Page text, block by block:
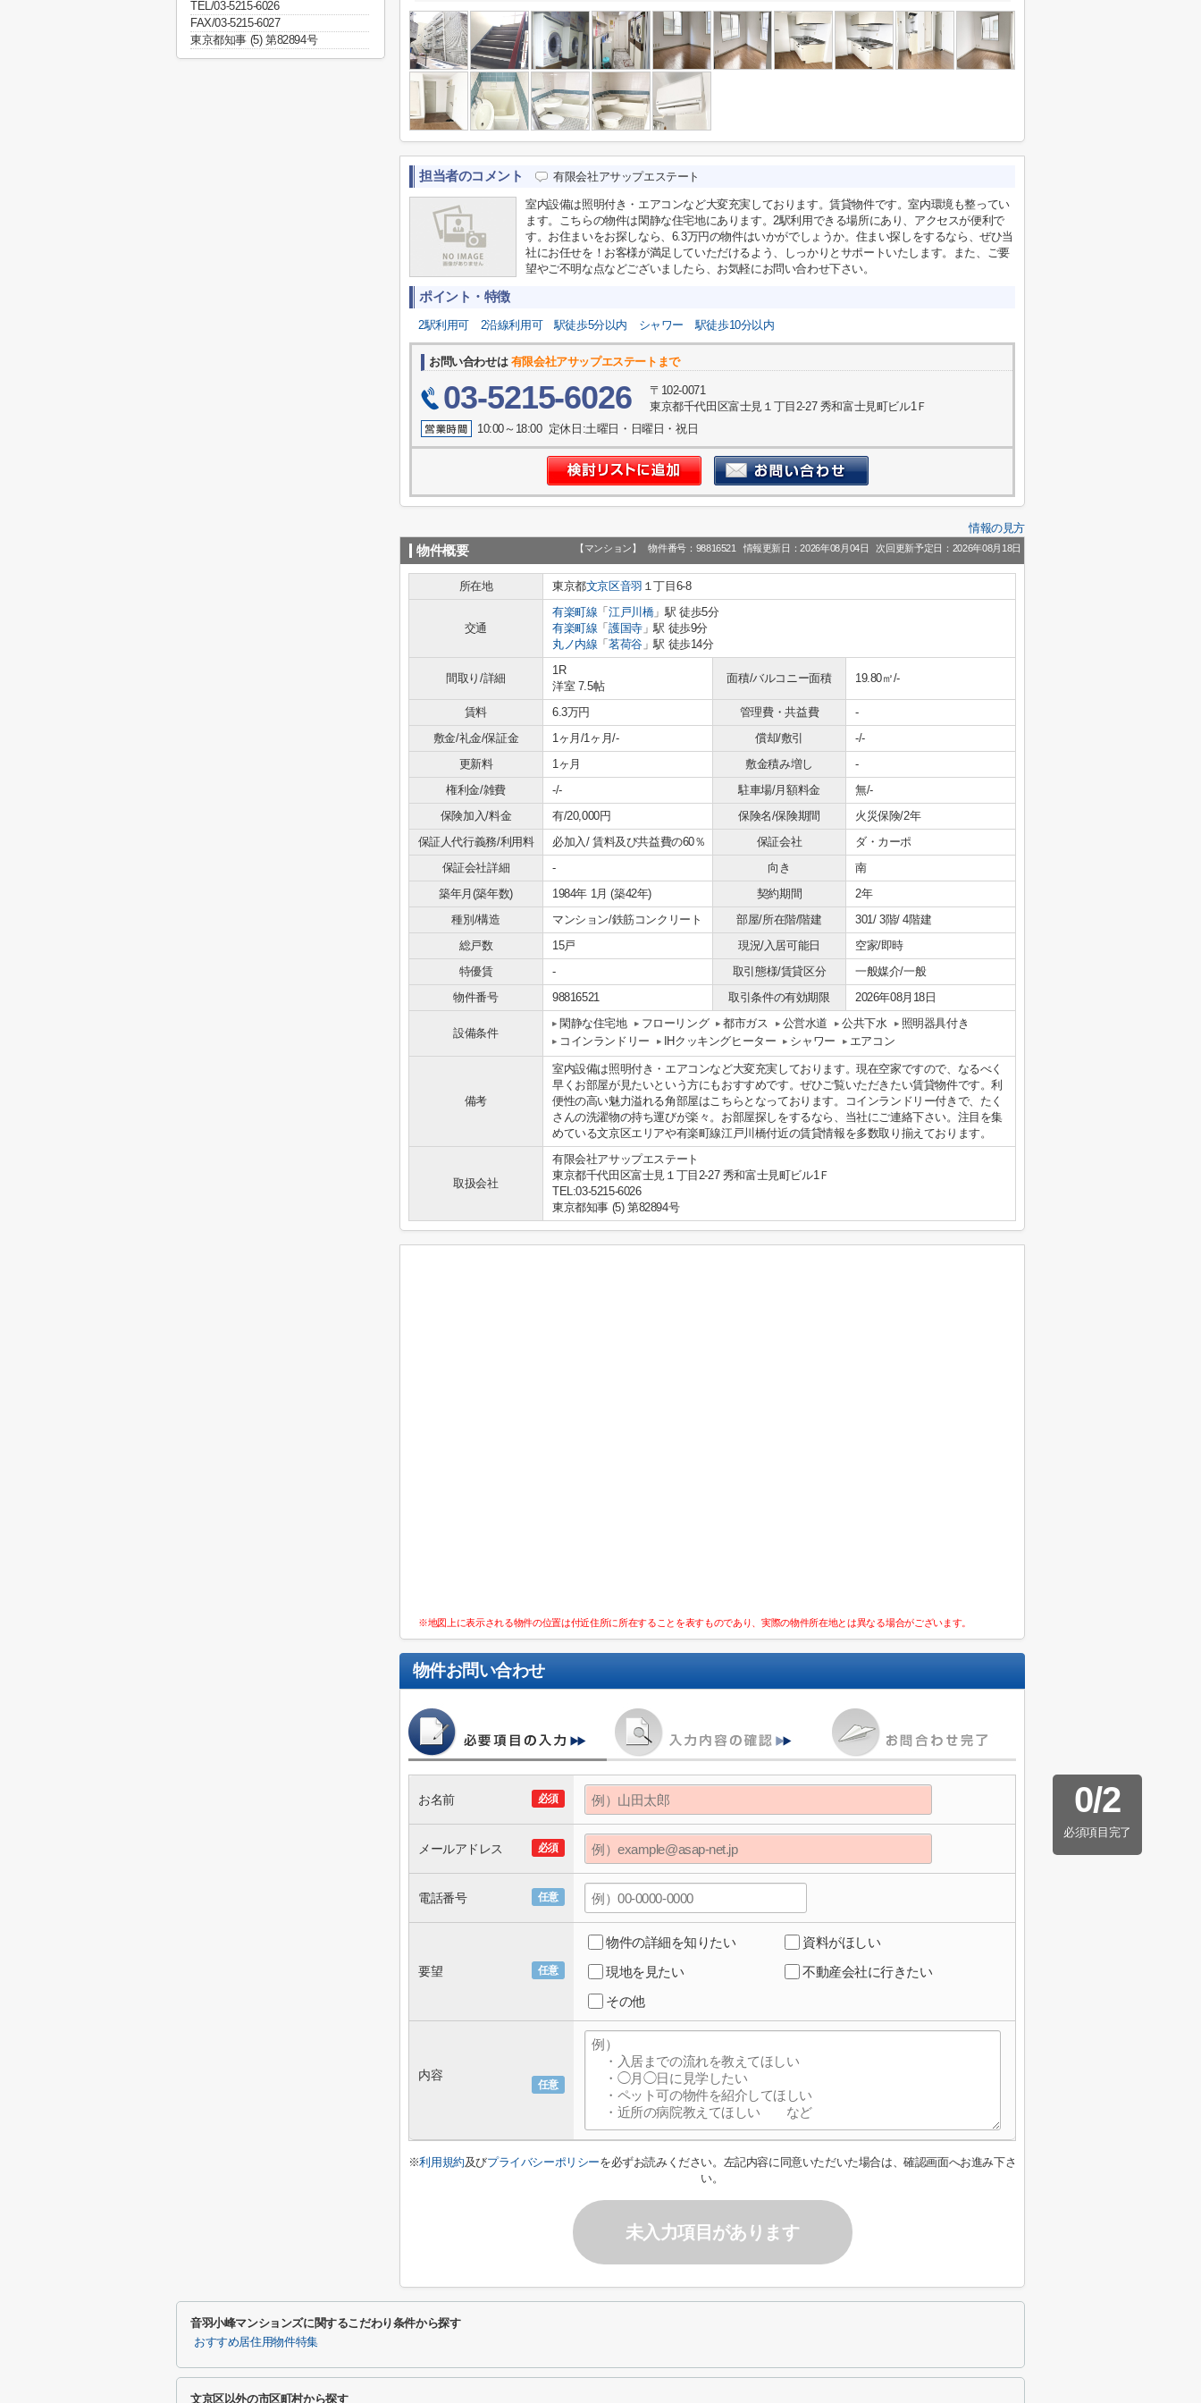
担当者のコメント 有限会社アサップエステート
室内設備は照明付き・エアコンなど大変充実しております。賃貸物件です。室内環境も整ってい
ます。こちらの物件は閑静な住宅地にあります。2駅利用できる場所にあり、アクセスが便利で
す。お住まいをお探しなら、6.3万円の物件はいかがでしょうか。住まい探しをするなら、ぜひ当
社にお任せを！お客様が満足していただけるよう、しっかりとサポートいたします。また、ご要
望やご不明な点などございましたら、お気軽にお問い合わせ下さい。
ポイント・特徴
2駅利用可 2沿線利用可 駅徒歩5分以内 シャワー 駅徒歩10分以内
お問い合わせは 有限会社アサップエステートまで
03-5215-6026
〒102-0071
東京都千代田区富士見１丁目2-27 秀和富士見町ビル1Ｆ
10:00～18:00 定休日:土曜日・日曜日・祝日
情報の見方
物件概要 【マンション】 物件番号：98816521 情報更新日：2026年08月04日 次回更新予定日：2026年08月18日
所在地 東京都文京区音羽 １丁目6-8
交通
有楽町線 「江戸川橋」駅 徒歩5分
有楽町線 「護国寺」駅 徒歩9分
丸ノ内線 「茗荷谷」駅 徒歩14分
間取り/詳細
1R
洋室 7.5帖
面積/バルコニー面積 19.80㎡/-
賃料 6.3万円 管理費・共益費
-
敷金/礼金/保証金
1ヶ月/1ヶ月/- 償却/敷引
-/-
更新料
1ヶ月 敷金積み増し
-
権利金/雑費
-/- 駐車場/月額料金
無/-
保険加入/料金
有/20,000円 保険名/保険期間
火災保険/2年
保証人代行義務/利用料
必加入/賃料及び共益費の60％ 保証会社
ダ・カーポ
保証会社詳細
- 向き
南
築年月(築年数)
1984年 1月 (築42年) 契約期間
2年
種別/構造
マンション/鉄筋コンクリート 部屋/所在階/階建
301/ 3階/ 4階建
総戸数
15戸 現況/入居可能日
空家/即時
特優賃
- 取引態様/賃貸区分
一般媒介/一般
物件番号
98816521 取引条件の有効期限 2026年08月18日
設備条件
閑静な住宅地 フローリング 都市ガス 公営水道 公共下水
照明器具付き
コインランドリー
IHクッキングヒーター シャワー エアコン
備考
室内設備は照明付き・エアコンなど大変充実しております。現在空家ですので、なるべく
早くお部屋が見たいという方にもおすすめです。ぜひご覧いただきたい賃貸物件です。利
便性の高い魅力溢れる角部屋はこちらとなっております。コインランドリー付きで、たく
さんの洗濯物の持ち運びが楽々。お部屋探しをするなら、当社にご連絡下さい。注目を集
めている文京区エリアや有楽町線江戸川橋付近の賃貸情報を多数取り揃えております。
取扱会社
有限会社アサップエステート
東京都千代田区富士見１丁目2-27 秀和富士見町ビル1Ｆ
TEL:03-5215-6026
東京都知事 (5) 第82894号
※地図上に表示される物件の位置は付近住所に所在することを表すものであり、実際の物件所在地とは異なる場合がございます。
物件お問い合わせ
0/2
必須項目完了
必須
お名前
必須
メールアドレス
任意
電話番号
任意
要望
物件の詳細を知りたい
資料がほしい
現地を見たい
不動産会社に行きたい
その他
任意
内容
※利用規約及びプライバシーポリシーを必ずお読みください。左記内容に同意いただいた場合は、確認画面へお進み下さ
い。
未入力項目があります
TEL/03-5215-6026
FAX/03-5215-6027
東京都知事 (5) 第82894号
音羽小峰マンションズに関するこだわり条件から探す
おすすめ居住用物件特集
文京区以外の市区町村から探す